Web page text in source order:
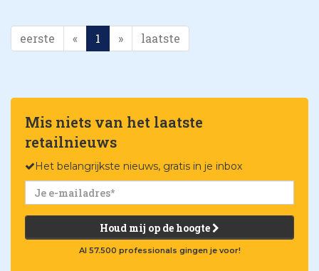
eerste « 1 » laatste
Mis niets van het laatste
retailnieuws
Het belangrijkste nieuws, gratis in je inbox
Houd mij op de hoogte
Al 57.500 professionals gingen je voor!